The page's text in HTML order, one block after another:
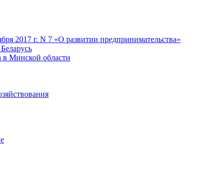
2017 г. N 7 «О развитии предпринимательства»
в Минской области